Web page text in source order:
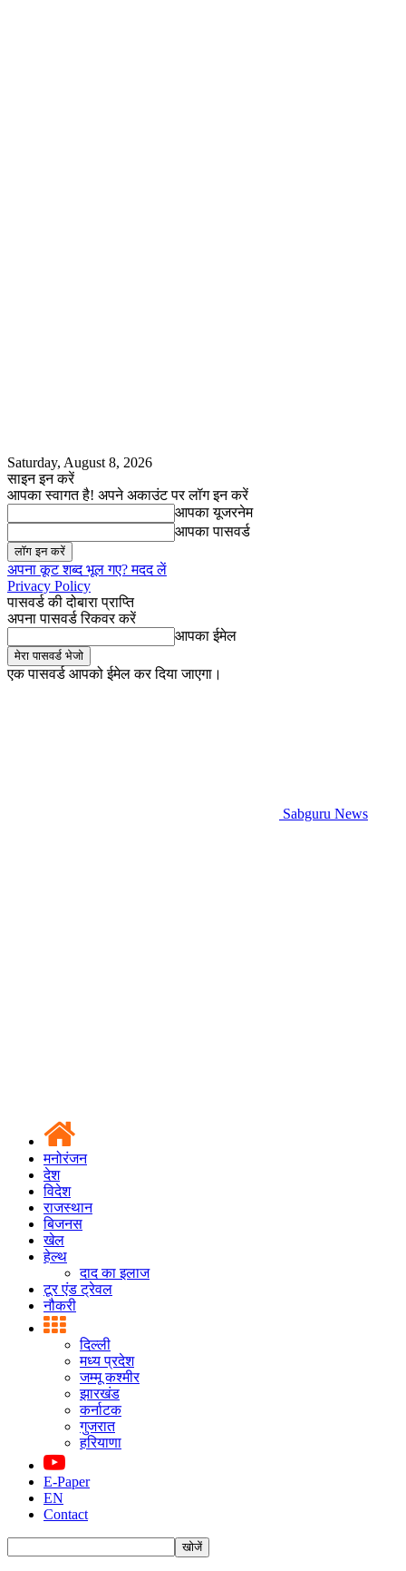
Saturday, August 8, 2026
साइन इन करें
आपका स्वागत है! अपने अकाउंट पर लॉग इन करें
आपका यूजरनेम
आपका पासवर्ड
अपना कूट शब्द भूल गए? मदद लें
Privacy Policy
पासवर्ड की दोबारा प्राप्ति
अपना पासवर्ड रिकवर करें
आपका ईमेल
एक पासवर्ड आपको ईमेल कर दिया जाएगा।
Sabguru News
मनोरंजन
देश
विदेश
राजस्थान
बिजनस
खेल
हेल्थ
दाद का इलाज
टूर एंड ट्रेवल
नौकरी
दिल्ली
मध्य प्रदेश
जम्मू कश्मीर
झारखंड
कर्नाटक
गुजरात
हरियाणा
E-Paper
EN
Contact